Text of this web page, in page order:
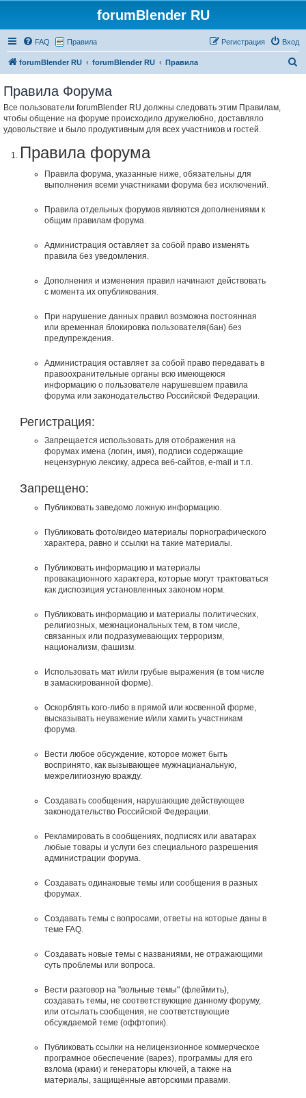
forumBlender RU
FAQ Правила Вход
Регистрация
forumBlender RU forumBlender RU Правила
Правила Форума
Все пользователи forumBlender RU должны следовать этим Правилам,
чтобы общение на форуме происходило дружелюбно, доставляло
удовольствие и было продуктивным для всех участников и гостей.
Правила форума
Правила форума, указанные ниже, обязательны для
выполнения всеми участниками форума без исключений.
Правила отдельных форумов являются дополнениями к
общим правилам форума.
Администрация оставляет за собой право изменять
правила без уведомления.
Дополнения и изменения правил начинают действовать
с момента их опубликования.
При нарушение данных правил возможна постоянная
или временная блокировка пользователя(бан) без
предупреждения.
Администрация оставляет за собой право передавать в
правоохранительные органы всю имеющеюся
информацию о пользователе нарушевшем правила
форума или законодательство Российской Федерации.
Регистрация:
Запрещается использовать для отображения на
форумах имена (логин, имя), подписи содержащие
нецензурную лексику, адреса веб-сайтов, e-mail и т.п.
Запрещено:
Публиковать заведомо ложнyю инфоpмацию.
Публиковать фото/видео материалы порнографического
характера, равно и ссылки на такие материалы.
Публиковать инфоpмацию и материалы
провакационного характера, которые могут трактоваться
как диспозиция установленных законом норм.
Публиковать информацию и материалы политических,
религиозных, межнациональных тем, в том числе,
связанных или подразумевающих терроризм,
национализм, фашизм.
Использовать мат и/или грубые выражения (в том числе
в замаскированной форме).
Оскорблять кого-либо в прямой или косвенной форме,
высказывать неуважение и/или хамить участникам
форума.
Вести любое обсуждение, которое может быть
воспринято, как вызывающее мужнацианальную,
межрелигиозную вражду.
Создавать сообщения, наpyшающие действyющее
законодательство Российской Федерации.
Рекламировать в сообщениях, подписях или аватарах
любые товары и услуги без специального разрешения
администрации форума.
Создавать одинаковые темы или сообщения в разных
форумах.
Создавать темы с вопросами, ответы на которые даны в
теме FAQ.
Создавать новые темы с названиями, не отражающими
суть проблемы или вопроса.
Вести разговор на "вольные темы" (флеймить),
создавать темы, не соответствующие данному форуму,
или отсылать сообщения, не соответствующие
обсуждаемой теме (оффтопик).
Публиковать ссылки на нелицензионное коммерческое
програмное обеспечение (варез), программы для его
взлома (краки) и генераторы ключей, а также на
материалы, защищённые авторскими правами.